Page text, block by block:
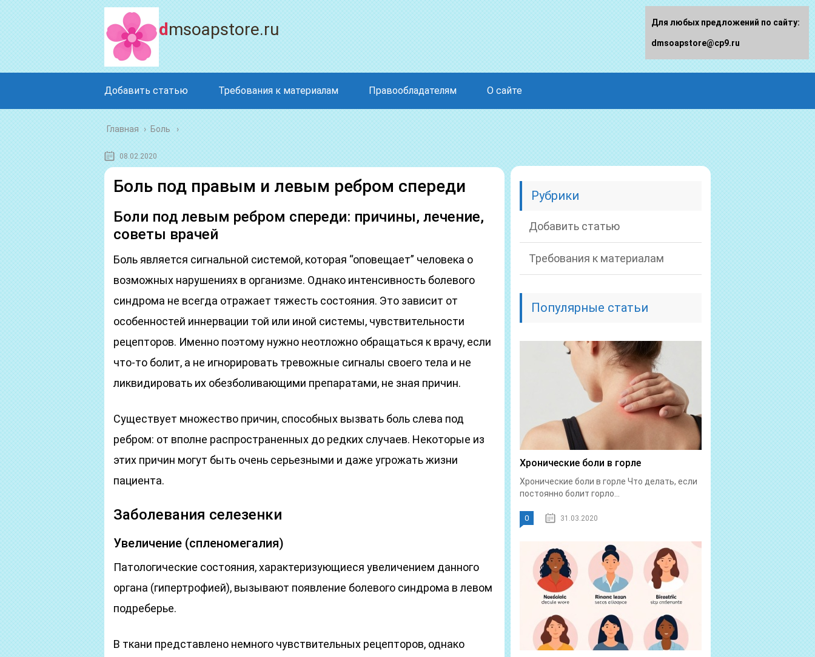
dmsoapstore.ru
Добавить статью Требования к материалам Правообладателям О сайте
Главная › Боль
08.02.2020
Боль под правым и левым ребром спереди
Боли под левым ребром спереди: причины, лечение,
советы врачей
Боль является сигнальной системой, которая “оповещает” человека о
возможных нарушениях в организме. Однако интенсивность болевого
синдрома не всегда отражает тяжесть состояния. Это зависит от
особенностей иннервации той или иной системы, чувствительности
рецепторов. Именно поэтому нужно неотложно обращаться к врачу, если
что-то болит, а не игнорировать тревожные сигналы своего тела и не
ликвидировать их обезболивающими препаратами, не зная причин.
Существует множество причин, способных вызвать боль слева под
ребром: от вполне распространенных до редких случаев. Некоторые из
этих причин могут быть очень серьезными и даже угрожать жизни
пациента.
Заболевания селезенки
Увеличение (спленомегалия)
Патологические состояния, характеризующиеся увеличением данного
органа (гипертрофией), вызывают появление болевого синдрома в левом
подреберье.
В ткани представлено немного чувствительных рецепторов, однако
Рубрики
Добавить статью
Требования к материалам
Популярные статьи
Хронические боли в горле
Хронические боли в горле Что делать, если
постоянно болит горло...
0 31.03.2020
Для любых предложений по сайту:
dmsoapstore@cp9.ru